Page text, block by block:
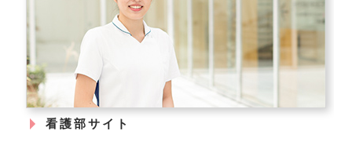
看護部サイト